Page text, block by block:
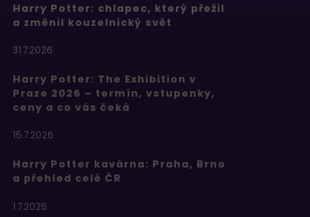
Harry Potter: chlapec, který přežil
a změnil kouzelnický svět
31.7.2026
Harry Potter: The Exhibition v
Praze 2026 – termín, vstupenky,
ceny a co vás čeká
15.7.2026
Harry Potter kavárna: Praha, Brno
a přehled celé ČR
1.7.2026